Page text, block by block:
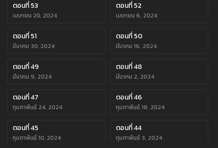
ตอนที่ 53
เมษายน 20, 2024
ตอนที่ 52
เมษายน 6, 2024
ตอนที่ 51
มีนาคม 30, 2024
ตอนที่ 50
มีนาคม 16, 2024
ตอนที่ 49
มีนาคม 9, 2024
ตอนที่ 48
มีนาคม 2, 2024
ตอนที่ 47
กุมภาพันธ์ 24, 2024
ตอนที่ 46
กุมภาพันธ์ 18, 2024
ตอนที่ 45
กุมภาพันธ์ 10, 2024
ตอนที่ 44
กุมภาพันธ์ 3, 2024